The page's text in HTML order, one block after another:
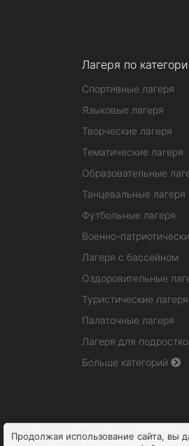
Продолжая использование сайта, вы
Лагеря по
Спортивные лагеря
Языковые лагеря
Творческие лагеря
Тематические лагеря
Образовательные
Танцевальные лагеря
Футбольные лагеря
Военно-
Лагеря с бассейном
Оздоровительные
Туристические лагеря
Палаточные лагеря
Лагеря для
Больше категорий
Информация на сайте